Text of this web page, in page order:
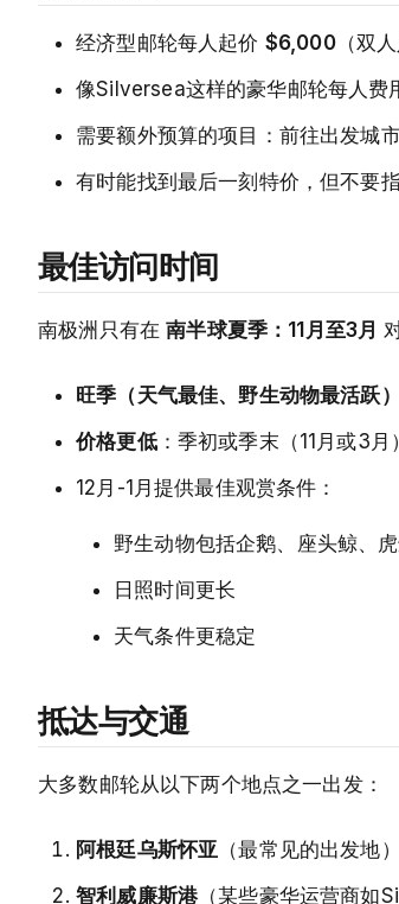
经济型邮轮每人起价 $6,000（双人
像Silversea这样的豪华邮轮每人费
需要额外预算的项目：前往出发城
有时能找到最后一刻特价，但不要
最佳访问时间
南极洲只有在南半球夏季：11月至3月
旺季（天气最佳、野生动物最活跃）
价格更低：季初或季末（11月或3月）
12月-1月提供最佳观赏条件：
野生动物包括企鹅、座头鲸、
日照时间更长
天气条件更稳定
抵达与交通
大多数邮轮从以下两个地点之一出发：
阿根廷乌斯怀亚 （最常见的出发地）
智利威廉斯港（某些豪华运营商如